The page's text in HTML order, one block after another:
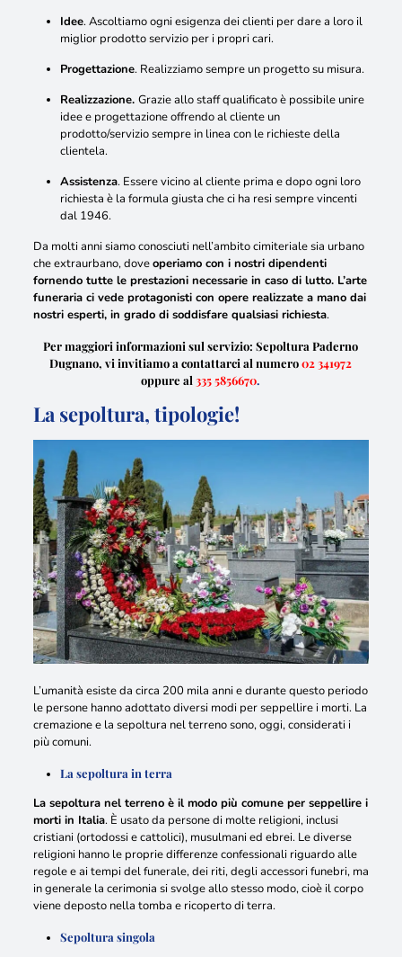
Idee. Ascoltiamo ogni esigenza dei clienti per dare a loro il
miglior prodotto servizio per i propri cari.
Progettazione. Realizziamo sempre un progetto su misura.
Realizzazione. Grazie allo staff qualificato è possibile unire
idee e progettazione offrendo al cliente un
prodotto/servizio sempre in linea con le richieste della
clientela.
Assistenza. Essere vicino al cliente prima e dopo ogni loro
richiesta è la formula giusta che ci ha resi sempre vincenti
dal 1946.
Da molti anni siamo conosciuti nell’ambito cimiteriale sia urbano
che extraurbano, doveoperiamo con i nostri dipendenti
fornendo tutte le prestazioni necessarie in caso di lutto. L’arte
funeraria ci vede protagonisti con opere realizzate a mano dai
nostri esperti, in grado di soddisfare qualsiasi richiesta.
Per maggiori informazioni sul servizio: Sepoltura Paderno
Dugnano, vi invitiamo a contattarci al numero02 341972
oppure al 335 5856670.
La sepoltura, tipologie!
L’umanità esiste da circa 200 mila anni e durante questo periodo
le persone hanno adottato diversi modi per seppellire i morti. La
cremazione e la sepoltura nel terreno sono, oggi, considerati i
più comuni.
La sepoltura in terra
La sepoltura nel terreno è il modo più comune per seppellire i
morti in Italia. È usato da persone di molte religioni, inclusi
cristiani (ortodossi e cattolici), musulmani ed ebrei. Le diverse
religioni hanno le proprie differenze confessionali riguardo alle
regole e ai tempi del funerale, dei riti, degli accessori funebri, ma
in generale la cerimonia si svolge allo stesso modo, cioè il corpo
viene deposto nella tomba e ricoperto di terra.
Sepoltura singola